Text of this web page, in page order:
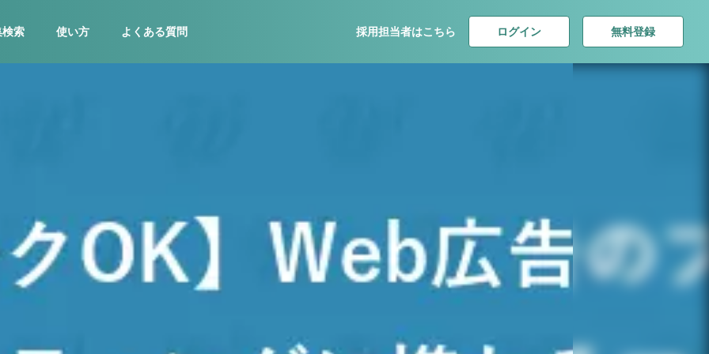
検索 使い方 よくある質問 採用担当者はこちら ログイン 無料登録